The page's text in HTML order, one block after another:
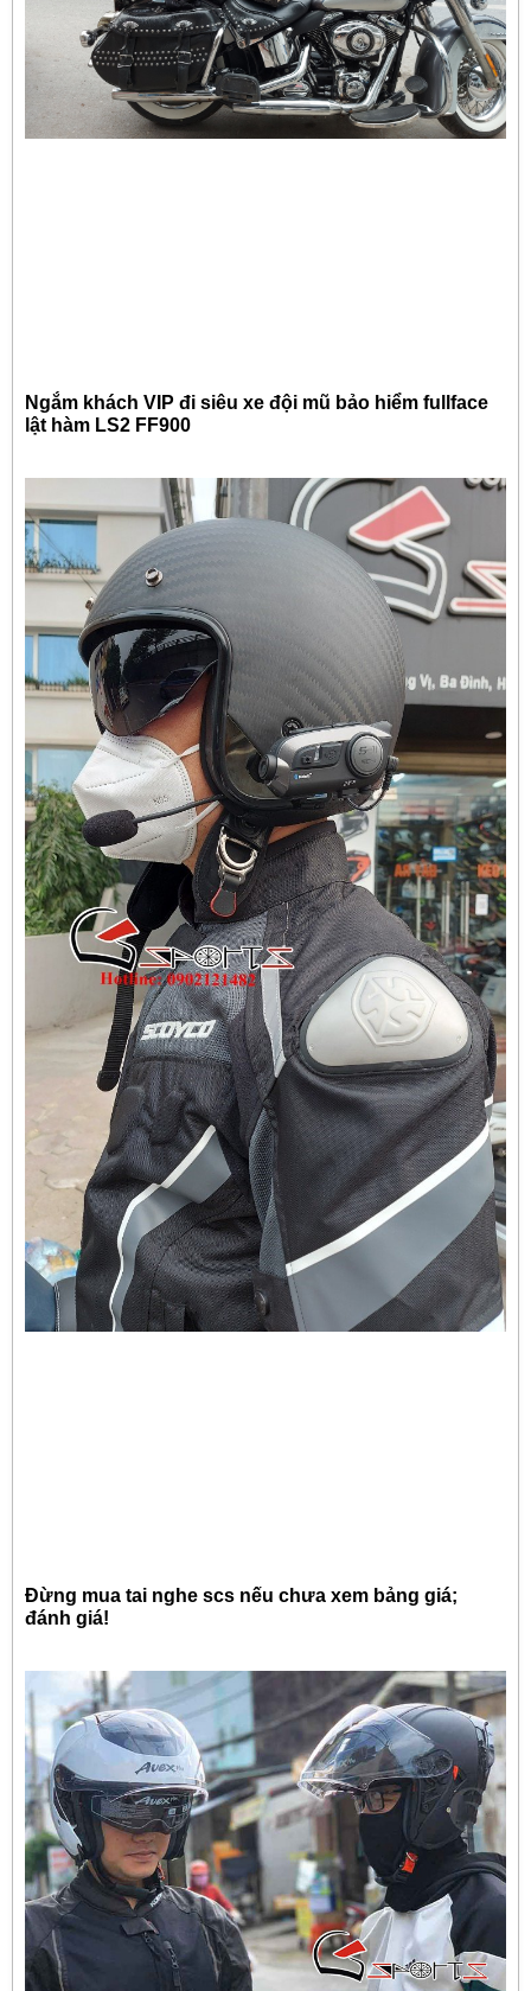
Ngắm khách VIP đi siêu xe đội mũ bảo hiểm fullface
lật hàm LS2 FF900
Đừng mua tai nghe scs nếu chưa xem bảng giá;
đánh giá!